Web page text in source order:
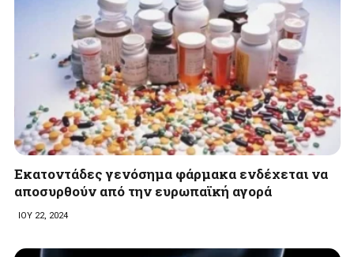
Εκατοντάδες γενόσημα φάρμακα ενδέχεται να
αποσυρθούν από την ευρωπαϊκή αγορά
ΙΟΥ 22, 2024